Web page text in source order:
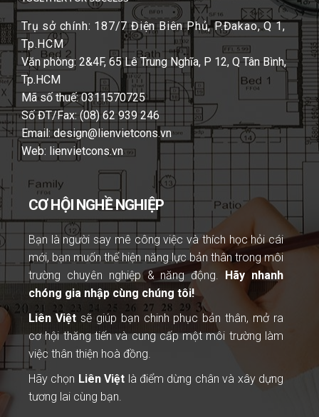
Trụ sở chính: 187/7 Điện Biên Phủ, P.Đakao, Q 1,
Tp.HCM
Văn phòng: 2&4F, 65 Lê Trung Nghĩa, P 12, Q Tân Bình,
Tp.HCM
Mã số thuế: 0311570725
Số ĐT/Fax: (08) 62 939 246
Email: design@lienvietcons.vn
Web: lienvietcons.vn
CƠ HỘI NGHỀ NGHIỆP
Bạn là người say mê công việc và thích học hỏi cái
mới, bạn muốn thể hiện năng lực bản thân trong môi
trường chuyên nghiệp & năng động.
Hãy nhanh
chóng gia nhập cùng chúng tôi!
Liên Việt sẽ giúp bạn chinh phục bản thân, mở ra
cơ hội thăng tiến và cung cấp một môi trường làm
việc thân thiện hoà đồng.
Hãy chọn Liên Việt là điểm dừng chân và xây dựng
tương lai cùng bạn.